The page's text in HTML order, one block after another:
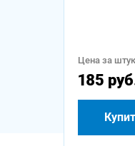
Цена за
185